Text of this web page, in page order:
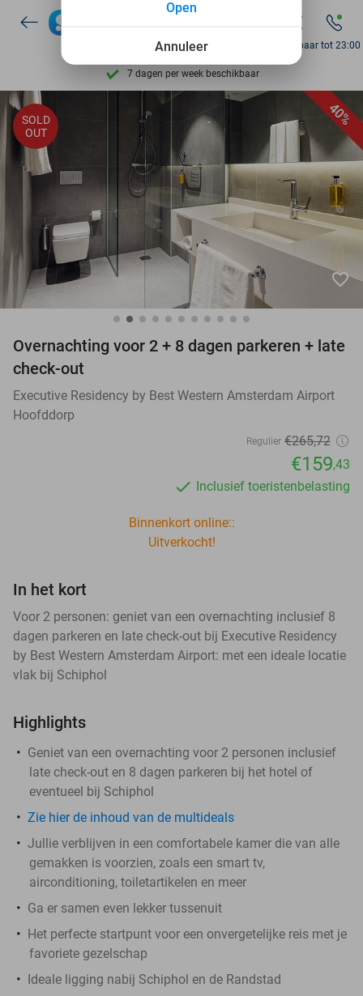
Ontdek 15.000+ deals
7 dagen per week beschikbaar
10+ miljoen leden
9,4 205.807 reviews
Ontdek 15.000+ deals
7 dagen per week beschikbaar
10+ miljoen leden
Bereikbaar tot 23:00
40%
SOLD
OUT
favorite_border
Overnachting voor 2 + 8 dagen parkeren + late
check-out
Executive Residency by Best Western Amsterdam Airport
Hoofddorp
Regulier €265,72
€159,43
Inclusief toeristenbelasting
Binnenkort online::
Uitverkocht!
In het kort
Voor 2 personen: geniet van een overnachting inclusief 8
dagen parkeren en late check-out bij Executive Residency
by Best Western Amsterdam Airport: met een ideale locatie
vlak bij Schiphol
Highlights
Geniet van een overnachting voor 2 personen inclusief
late check-out en 8 dagen parkeren bij het hotel of
eventueel bij Schiphol
Zie hier de inhoud van de multideals
Jullie verblijven in een comfortabele kamer die van alle
gemakken is voorzien, zoals een smart tv,
airconditioning, toiletartikelen en meer
Ga er samen even lekker tussenuit
Het perfecte startpunt voor een onvergetelijke reis met je
favoriete gezelschap
Ideale ligging nabij Schiphol en de Randstad
Annuleer
Open